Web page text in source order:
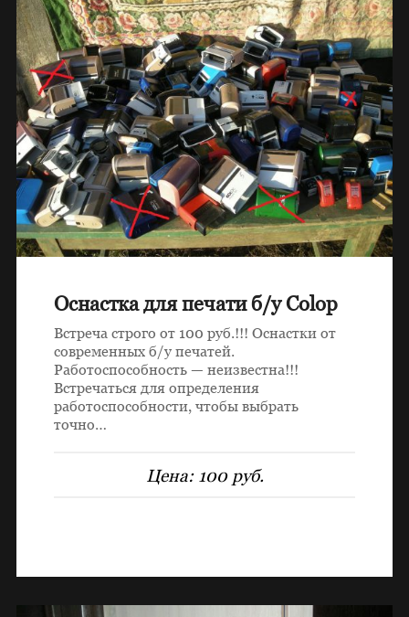
Оснастка для печати б/у Colop
Встреча строго от 100 руб.!!! Оснастки от
современных б/у печатей.
Работоспособность — неизвестна!!!
Встречаться для определения
работоспособности, чтобы выбрать
точно…
Цена: 100 руб.